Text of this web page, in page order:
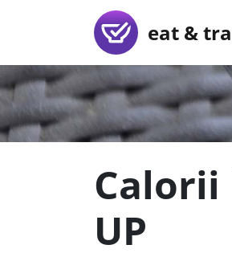
eat &
Calorii
UP